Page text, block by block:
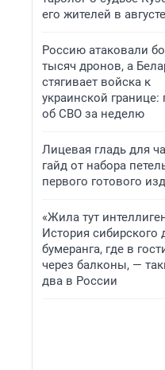
его жителей в августе
Россию атаковали
тысяч дронов, а
стягивает войска к
украинской границе:
об СВО за неделю
Лицевая гладь для
гайд от набора
первого готового
«Жила тут
История сибирского
бумеранга, где в
через балконы, —
два в России